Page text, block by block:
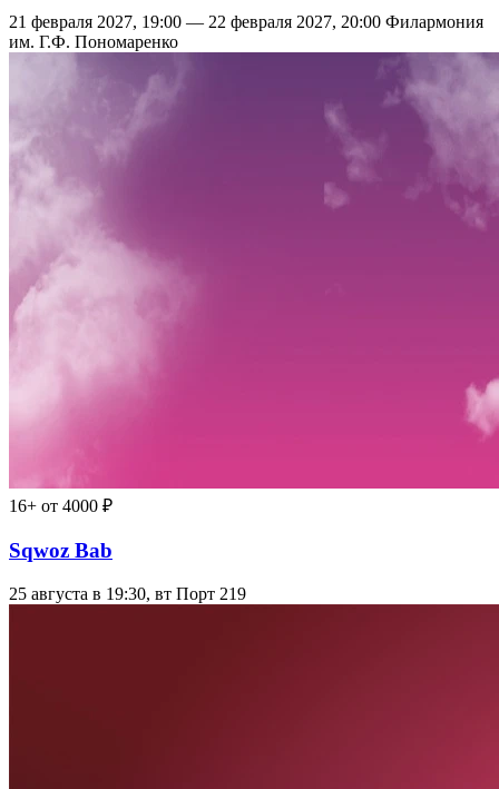
21 февраля 2027, 19:00 — 22 февраля 2027, 20:00 Филармония
им. Г.Ф. Пономаренко
16+ от 4000 ₽
Sqwoz Bab
25 августа в 19:30, вт Порт 219